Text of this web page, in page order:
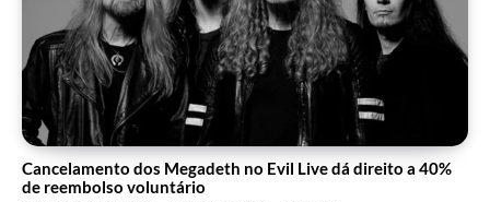
Cancelamento dos Megadeth no Evil Live dá direito a 40%
de reembolso voluntário